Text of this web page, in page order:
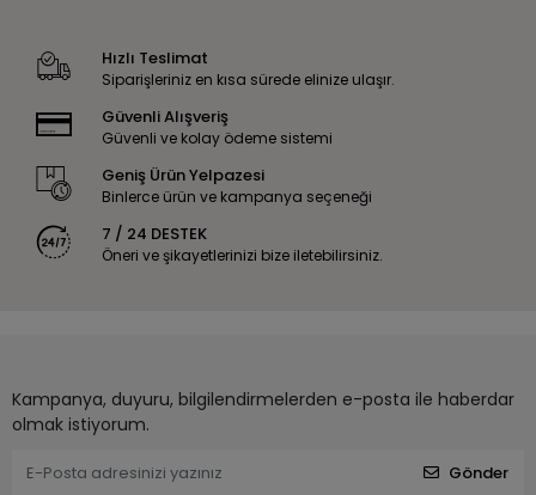
Hızlı Teslimat
Siparişleriniz en kısa sürede elinize ulaşır.
Güvenli Alışveriş
Güvenli ve kolay ödeme sistemi
Geniş Ürün Yelpazesi
Binlerce ürün ve kampanya seçeneği
7 / 24 DESTEK
Öneri ve şikayetlerinizi bize iletebilirsiniz.
Kampanya, duyuru, bilgilendirmelerden e-posta ile haberdar
olmak istiyorum.
Gönder